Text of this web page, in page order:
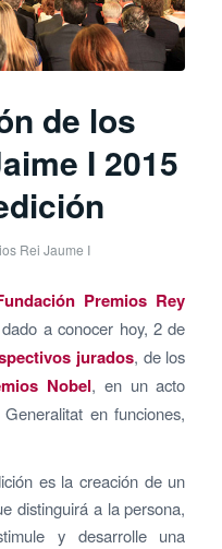
de los
I 2015
Rei Jaume I
Premios Rey
a conocer hoy, 2 de
jurados, de los
Nobel, en un acto
en funciones,
es la creación de un
distinguirá a la persona,
y desarrolle una